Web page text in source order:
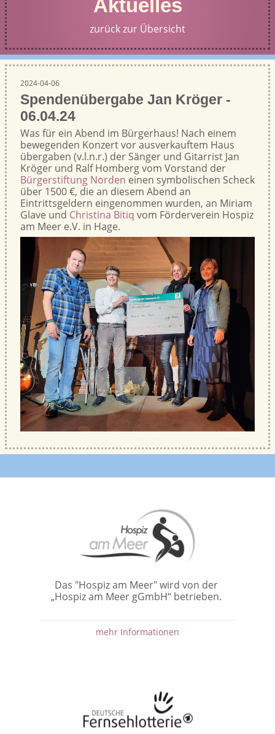
Aktuelles
zurück zur Übersicht
2024-04-06
Spendenübergabe Jan Kröger -
06.04.24
Was für ein Abend im Bürgerhaus! Nach einem
bewegenden Konzert vor ausverkauftem Haus
übergaben (v.l.n.r.) der Sänger und Gitarrist Jan
Kröger und Ralf Homberg vom Vorstand der
Bürgerstiftung Norden einen symbolischen Scheck
über 1500 €, die an diesem Abend an
Eintrittsgeldern eingenommen wurden, an Miriam
Glave und Christina Bitiq vom Förderverein Hospiz
am Meer e.V. in Hage.
Das "Hospiz am Meer" wird von der
„Hospiz am Meer gGmbH“ betrieben.
mehr Informationen